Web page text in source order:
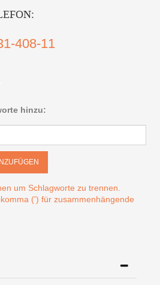
408-11
hinzu:
um Schlagworte zu trennen.
(') für zusammenhängende